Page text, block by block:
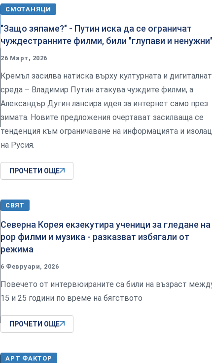
СМОТАНЯЦИ
"Защо зяпаме?" - Путин иска да се ограничат
чуждестранните филми, били "глупави и
26 Март, 2026
Кремъл засилва натиска върху културната и
среда – Владимир Путин атакува чуждите филми, а
Александър Дугин лансира идея за интернет само през
зимата. Новите предложения очертават засилваща се
тенденция към ограничаване на информацията и
на Русия.
ПРОЧЕТИ ОЩЕ
СВЯТ
Северна Корея екзекутира ученици за гледане на
pop филми и музика - разказват избягали от
режима
6 Февруари, 2026
Повечето от интервюираните са били на възраст
15 и 25 години по време на бягството
ПРОЧЕТИ ОЩЕ
АРТ ФАКТОР